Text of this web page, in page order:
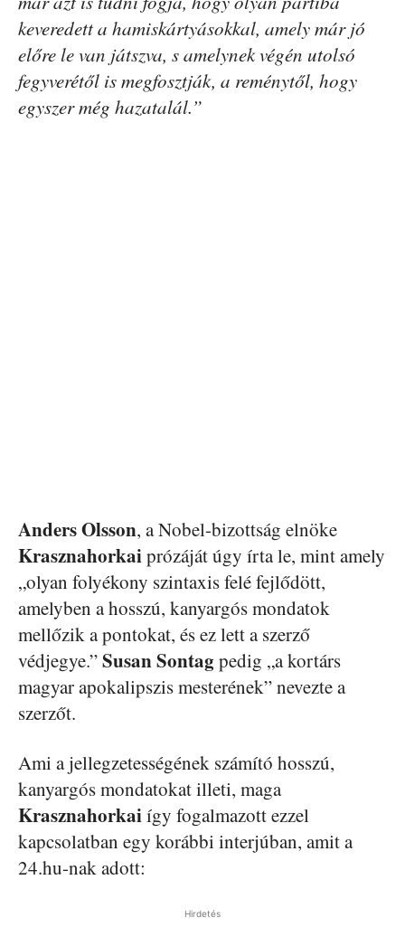
keveredett a hamiskártyásokkal, amely már jó
előre le van játszva, s amelynek végén utolsó
fegyverétől is megfosztják, a reménytől, hogy
egyszer még hazatalál.”
AndersOlsson, a Nobel-bizottság elnöke
Krasznahorkaiprózáját úgy írta le, mint amely
„olyan folyékony szintaxis felé fejlődött,
amelyben a hosszú, kanyargós mondatok
mellőzik a pontokat, és ez lett a szerző
védjegye.”SusanSontagpedig „a kortárs
magyar apokalipszis mesterének” nevezte a
szerzőt.
Ami a jellegzetességének számító hosszú,
kanyargós mondatokat illeti, maga
Krasznahorkaiígy fogalmazott ezzel
kapcsolatban egy korábbi interjúban, amit a
24.hu-nak adott:
Hirdetés